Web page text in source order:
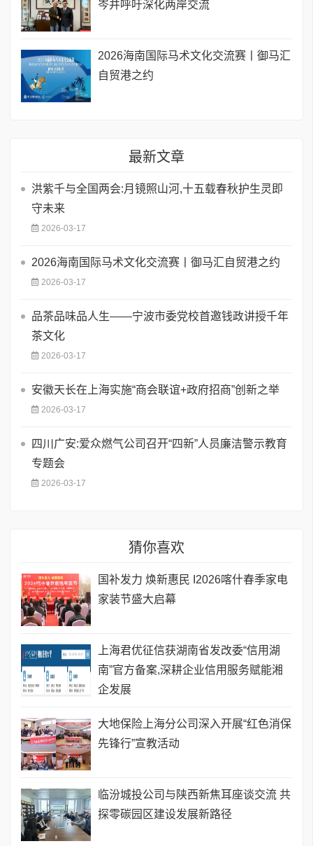
岑并呼吁深化两岸交流
2026海南国际马术文化交流赛丨御马汇
自贸港之约
最新文章
洪紫千与全国两会:月镜照山河,十五载春秋护生灵即
守未来
2026-03-17
2026海南国际马术文化交流赛丨御马汇自贸港之约
2026-03-17
品茶品味品人生——宁波市委党校首邀钱政讲授千年
茶文化
2026-03-17
安徽天长在上海实施“商会联谊+政府招商”创新之举
2026-03-17
四川广安:爱众燃气公司召开“四新”人员廉洁警示教育
专题会
2026-03-17
猜你喜欢
国补发力 焕新惠民 I2026喀什春季家电
家装节盛大启幕
上海君优征信获湖南省发改委“信用湖
南”官方备案,深耕企业信用服务赋能湘
企发展
大地保险上海分公司深入开展“红色消保
先锋行”宣教活动
临汾城投公司与陕西新焦耳座谈交流 共
探零碳园区建设发展新路径